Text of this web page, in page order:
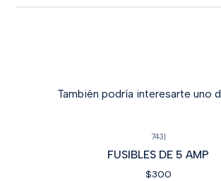
También podría interesarte uno
743|
FUSIBLES DE 5 AMP
$300